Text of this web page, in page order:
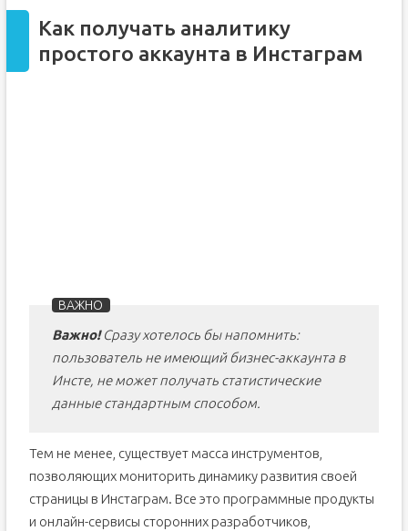
Как получать аналитику
простого аккаунта в Инстаграм
Важно!Сразу хотелось бы напомнить:
пользователь не имеющий бизнес-аккаунта в
Инсте, не может получать статистические
данные стандартным способом.
Тем не менее, существует масса инструментов,
позволяющих мониторить динамику развития своей
страницы в Инстаграм. Все это программные продукты
и онлайн-сервисы сторонних разработчиков,